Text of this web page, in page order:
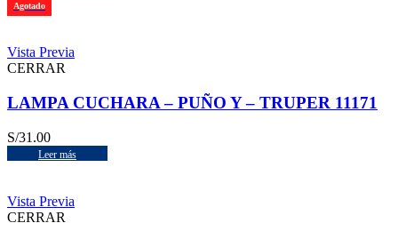
Agotado
Vista Previa
CERRAR
LAMPA CUCHARA – PUÑO Y – TRUPER 11171
S/31.00
Leer más
Vista Previa
CERRAR